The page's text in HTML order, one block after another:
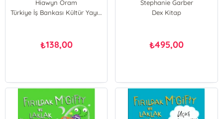
Hiawyn Oram
Türkiye İş Bankası Kültür Yayınları
₺138,00
Stephanie Garber
Dex Kitap
₺495,00